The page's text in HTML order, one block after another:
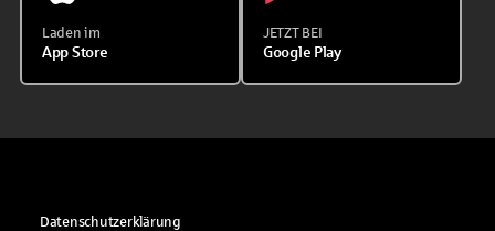
Laden im
App Store
JETZT BEI
Google Play
Datenschutzerklärung